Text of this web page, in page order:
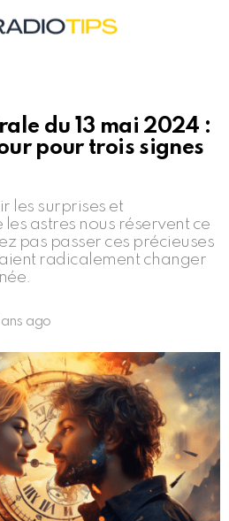
du 13 mai 2024 :
pour trois signes
les surprises et
astres nous réservent ce
pas passer ces précieuses
radicalement changer
ago